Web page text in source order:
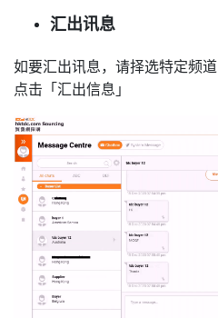
汇出讯息
如要汇出讯息，请择选特定频道
点击「汇出信息」